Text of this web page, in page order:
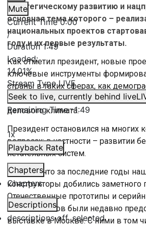
Mute
Current Time0:00
/
Duration1:49
Loaded:
14.01%
Stream TypeLIVE
Seek to live, currently behind live
Remaining Time-1:49
1x
Playback Rate
Chapters
Chapters
Descriptions
descriptions off, selected
стратегическому развитию и
основная тема которого –
национальных проектов
году и их первые результаты.
Как отметил президент, новые
ключевые инструменты
страны в таких сферах, как
повышение благополучия
делового климата.
Президент остановился на многих
вопросах: в частности – развитии
летательных систем.
«Отмечу, что за последние годы
конструкторы добились заметного
Отечественные прототипы и
беспилотников были недавно
выставке в Москве. С ними в том